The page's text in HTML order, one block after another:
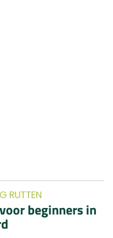
RUTTEN
beginners in